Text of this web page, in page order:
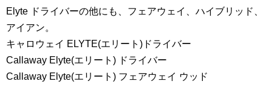
Elyte ドライバーの他にも、フェアウェイ、ハイブリッド、
アイアン。
キャロウェイ ELYTE(エリート)ドライバー
Callaway Elyte(エリート) ドライバー
Callaway Elyte(エリート) フェアウェイ ウッド